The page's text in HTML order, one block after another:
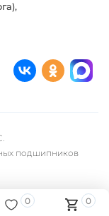
подшипников
0 0